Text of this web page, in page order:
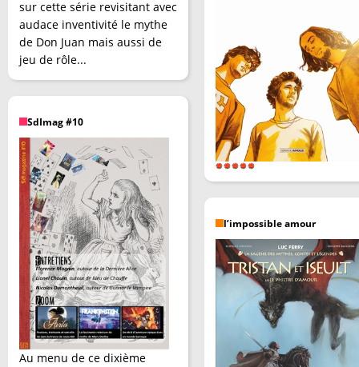
sur cette série revisitant avec
audace inventivité le mythe
de Don Juan mais aussi de
jeu de rôle...
SdImag #10
Au menu de ce dixième
l’impossible amour